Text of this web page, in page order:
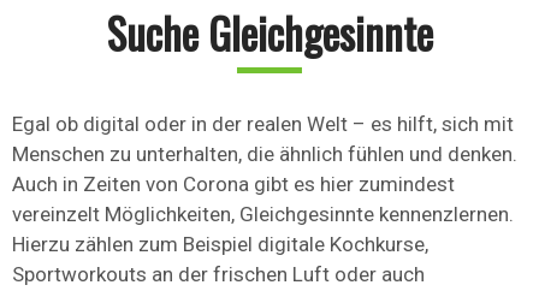
Suche Gleichgesinnte
Egal ob digital oder in der realen Welt – es hilft, sich mit
Menschen zu unterhalten, die ähnlich fühlen und denken.
Auch in Zeiten von Corona gibt es hier zumindest
vereinzelt Möglichkeiten, Gleichgesinnte kennenzlernen.
Hierzu zählen zum Beispiel digitale Kochkurse,
Sportworkouts an der frischen Luft oder auch